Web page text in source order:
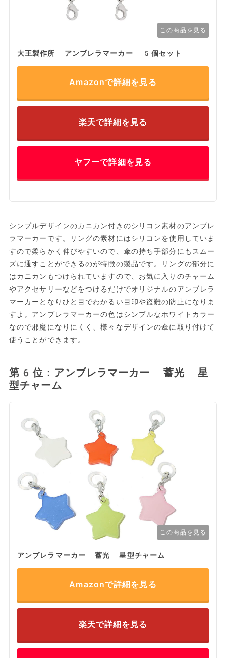
この商品を見る
大王製作所 アンブレラマーカー 5個セット
Amazonで詳細を見る
楽天で詳細を見る
ヤフーで詳細を見る
シンプルデザインのカニカン付きのシリコン素材のアンブレ
ラマーカーです。リングの素材にはシリコンを使用していま
すので柔らかく伸びやすいので、傘の持ち手部分にもスムー
ズに通すことができるのが特徴の製品です。リングの部分に
はカニカンもつけられていますので、お気に入りのチャーム
やアクセサリーなどをつけるだけでオリジナルのアンブレラ
マーカーとなりひと目でわかるい目印や盗難の防止になりま
すよ。アンブレラマーカーの色はシンプルなホワイトカラー
なので邪魔になりにくく、様々なデザインの傘に取り付けて
使うことができます。
第6位：アンブレラマーカー 蓄光 星
型チャーム
この商品を見る
アンブレラマーカー 蓄光 星型チャーム
Amazonで詳細を見る
楽天で詳細を見る